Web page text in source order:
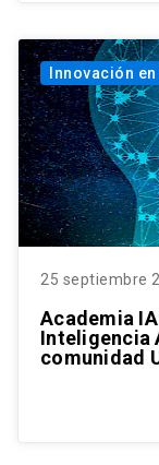
Innovación
25 septiembre
Academia
Inteligencia
comunidad